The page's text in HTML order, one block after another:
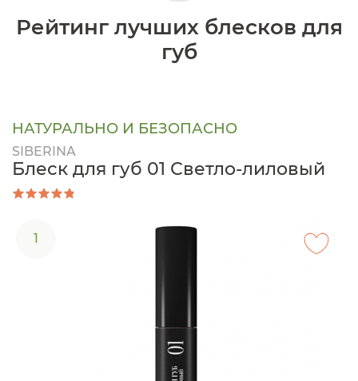
Рейтинг лучших блесков для
губ
НАТУРАЛЬНО И БЕЗОПАСНО
SIBERINA
Блеск для губ 01 Светло-лиловый
1